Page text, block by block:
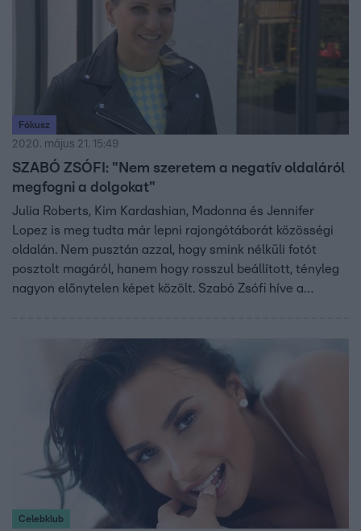
Fókusz
2020. május 21. 15:49
SZABÓ ZSÓFI: "Nem szeretem a negatív oldaláról
megfogni a dolgokat"
Julia Roberts, Kim Kardashian, Madonna és Jennifer
Lopez is meg tudta már lepni rajongótáborát közösségi
oldalán. Nem pusztán azzal, hogy smink nélküli fotót
posztolt magáról, hanem hogy rosszul beállított, tényleg
nagyon előnytelen képet közölt. Szabó Zsófi híve a
Celebklub